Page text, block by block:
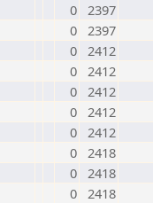
0 2397
0 2397
0 2412
0 2412
0 2412
0 2412
0 2412
0 2418
0 2418
0 2418